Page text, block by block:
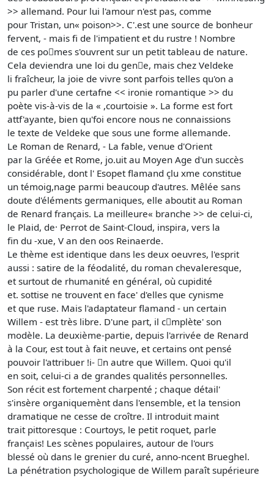
>> allemand. Pour lui l'amour n'est pas, comme
pour Tristan, un« poison>>. C'.est une source de bonheur
fervent, - mais fi de l'impatient et du rustre ! Nombre
de ces po􀄼mes s'ouvrent sur un petit tableau de nature.
Cela deviendra une loi du gen􀄽e, mais chez Veldeke
li fraîcheur, la joie de vivre sont parfois telles qu'on a
pu parler d'une certafne << ironie romantique >> du
poète vis-à-vis de la « ,courtoisie ». La forme est fort
attf'ayante, bien qu'foi encore nous ne connaissions
le texte de Veldeke que sous une forme allemande.
Le Roman de Renard, - La fable, venue d'Orient
par la Gréée et Rome, jo.uit au Moyen Age d'un succès
considérable, dont l' Esopet flamand çlu xme constitue
un témoig,nage parmi beaucoup d'autres. Mêlée sans
doute d'éléments germaniques, elle aboutit au Roman
de Renard français. La meilleure« branche >> de celui-ci,
le Plaid, de· Perrot de Saint-Cloud, inspira, vers la
fin du -xue, V an den oos Reinaerde.
Le thème est identique dans les deux oeuvres, l'esprit
aussi : satire de la féodalité, du roman chevaleresque,
et surtout de rhumanité en général, où cupidité
et. sottise ne trouvent en face' d'elles que cynisme
et que ruse. Mais l'adaptateur flamand - un certain
Willem - est très libre. D'une part, il c􀄾mplète' son
modèle. La deuxième-partie, depuis l'arrivée de Renard
à la Cour, est tout à fait neuve, et certains ont pensé
pouvoir l'attribuer !i- 􀃎n autre que Willem. Quoi qu'il
en soit, celui-ci a de grandes qualités personnelles.
Son récit est fortement charpenté ; chaque détail'
s'insère organiquemènt dans l'ensemble, et la tension
dramatique ne cesse de croître. Il introduit maint
trait pittoresque : Courtoys, le petit roquet, parle
français! Les scènes populaires, autour de l'ours
blessé où dans le grenier du curé, anno-ncent Brueghel.
La pénétration psychologique de Willem paraît supérieure